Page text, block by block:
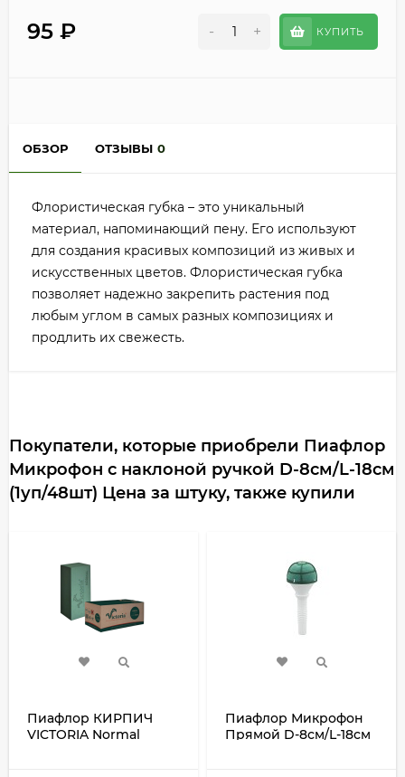
95 ₽ - + КУПИТЬ
ОБЗОР ОТЗЫВЫ 0
Флористическая губка – это уникальный
материал, напоминающий пену. Его используют
для создания красивых композиций из живых и
искусственных цветов. Флористическая губка
позволяет надежно закрепить растения под
любым углом в самых разных композициях и
продлить их свежесть.
Покупатели, которые приобрели Пиафлор
Микрофон с наклоной ручкой D-8см/L-18см
(1уп/48шт) Цена за штуку, также купили
Пиафлор КИРПИЧ
VICTORIA Normal
Пиафлор Микрофон
Прямой D-8см/L-18см